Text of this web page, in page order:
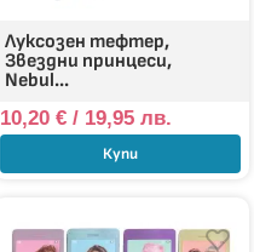
Луксозен тефтер,
Звездни принцеси,
Nebul...
10,20 €/ 19,95 лв.
Купи